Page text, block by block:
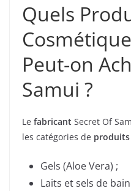
Quels
Peut-on
Samui ?
Le fabricant Secret Of
les catégories de produits
Gels (Aloe Vera) ;
Laits et sels de